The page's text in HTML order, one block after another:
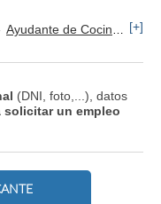
Ayudante de Cocina [+]
(DNI, foto,...), datos
solicitar un empleo